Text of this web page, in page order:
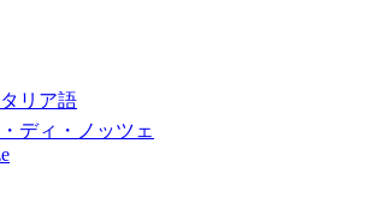
リア語
ディ・ノッツェ